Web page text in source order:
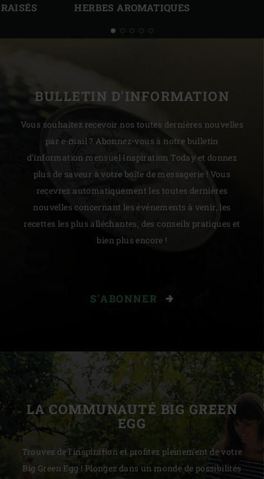
HERBES AROMATIQUES
BULLETIN D'INFORMATION
Vous souhaitez recevoir nos toutes dernières nouvelles
par e-mail ? Abonnez-vous à notre bulletin
d'information mensuel Inspiration Today et donnez
plus de saveur à votre boîte de messagerie ! Vous
recevrez automatiquement les toutes dernières
nouvelles concernant les événements à venir, les
recettes les plus alléchantes, des conseils pratiques et
bien plus encore !
S'ABONNER
LA COMMUNAUTÉ BIG GREEN
EGG
Trouvez de l'inspiration et profitez pleinement de votre
Big Green Egg ! Plongez dans un monde de possibilités